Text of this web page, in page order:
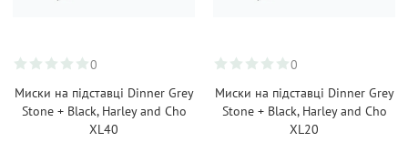
0
Миски на підставці Dinner Grey
Stone + Black, Harley and Cho
XL40
0
Миски на підставці Dinner Grey
Stone + Black, Harley and Cho
XL20